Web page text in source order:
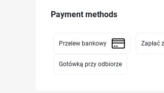
Payment methods
Przelew bankowy Zapłać
Gotówką przy odbiorze